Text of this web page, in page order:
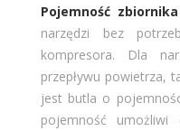
Pojemność zbiornika
narzędzi bez
kompresora. Dla
przepływu powietrza,
jest butla o
pojemność